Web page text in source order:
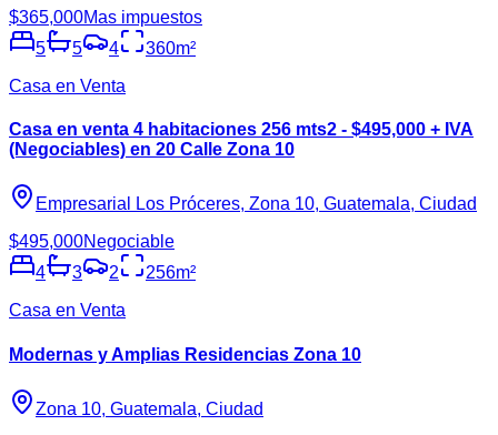
$365,000Mas impuestos
5
5 4 360m²
Casa en Venta
Casa en venta 4 habitaciones 256 mts2 - $495,000 + IVA
(Negociables) en 20 Calle Zona 10
Empresarial Los Próceres, Zona 10, Guatemala, Ciudad
$495,000Negociable
4
3 2 256m²
Casa en Venta
Modernas y Amplias Residencias Zona 10
Zona 10, Guatemala, Ciudad